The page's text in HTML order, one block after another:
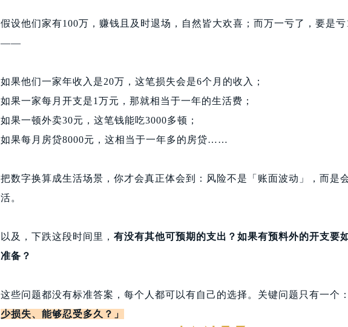
假设他们家有100万，赚钱且及时退场，自然皆大欢喜；而万一亏了，要是亏
——
如果他们一家年收入是20万，这笔损失会是6个月的收入；
如果一家每月开支是1万元，那就相当于一年的生活费；
如果一顿外卖30元，这笔钱能吃3000多顿；
如果每月房贷8000元，这相当于一年多的房贷……
把数字换算成生活场景，你才会真正体会到：风险不是「账面波动」，而是
活。
以及，下跌这段时间里， 有没有其他可预期的支出？如果有预料外的开支要
准备？
这些问题都没有标准答案，每个人都可以有自己的选择。关键问题只有一个：
少损失、能够忍受多久？」